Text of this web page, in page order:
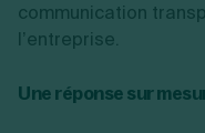
communication
l’entreprise.
Une réponse sur